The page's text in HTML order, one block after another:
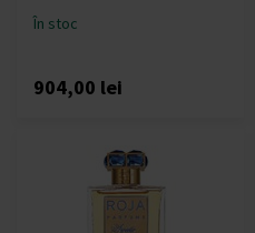
În stoc
904,00 lei